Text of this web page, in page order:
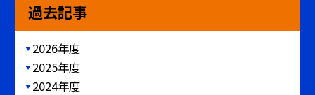
過去記事
2026年度
2025年度
2024年度